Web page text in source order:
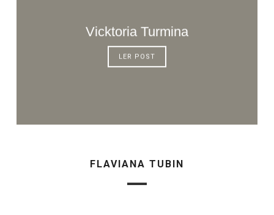
Vicktoria Turmina
LER POST
FLAVIANA TUBIN